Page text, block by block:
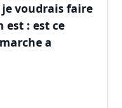
voudrais faire
est : est ce
a